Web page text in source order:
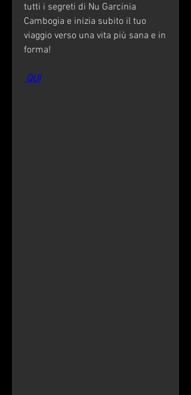
tutti i segreti di Nu Garcinia
Cambogia e inizia subito il tuo
viaggio verso una vita più sana e in
forma!
QUI